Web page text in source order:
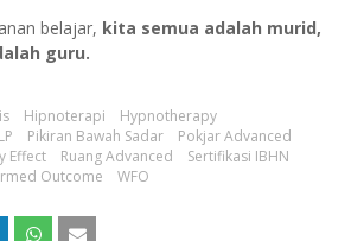
belajar, kita semua adalah murid,
guru.
Hipnoterapi
Hypnotherapy
Pikiran Bawah Sadar
Pokjar Advanced
Effect Ruang Advanced
Sertifikasi IBHN
Outcome WFO